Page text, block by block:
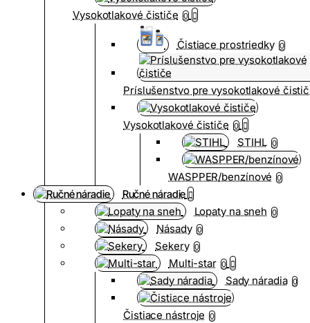
Vysokotlakové čističe 0
Čistiace prostriedky 0
Príslušenstvo pre vysokotlakové
Vysokotlakové čističe 0
STIHL 0
WASPPER/benzínové 0
Ručné náradie
Lopaty na sneh 0
Násady 0
Sekery 0
Multi-star 0
Sady náradia 0
Čistiace nástroje 0